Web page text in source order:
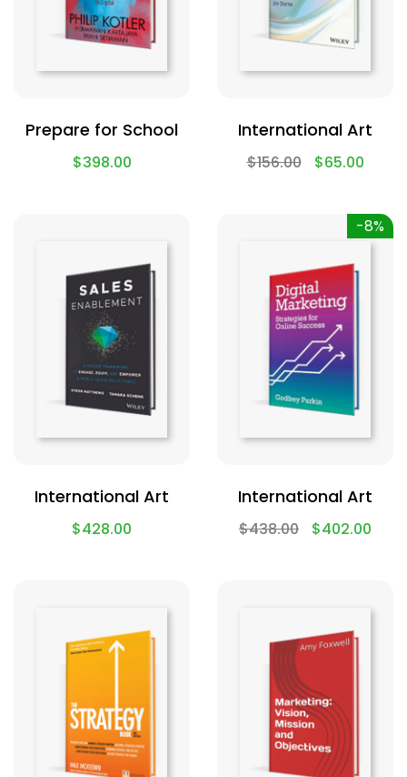
Prepare for School
$398.00
International Art
$156.00 $65.00
International Art
$428.00
-8%
International Art
$438.00 $402.00